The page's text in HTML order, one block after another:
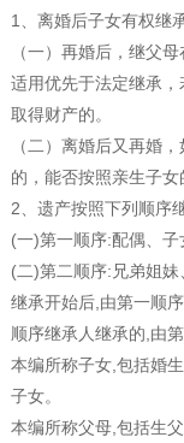
1、离婚后子女有权继
（一）再婚后，继父
适用优先于法定继承
取得财产的。
（二）离婚后又再婚
的，能否按照亲生子女
2、遗产按照下列顺序
(一)第一顺序:配偶、子
(二)第二顺序:兄弟姐妹
继承开始后,由第一顺
顺序继承人继承的,由
本编所称子女,包括婚
子女。
本编所称父母,包括生